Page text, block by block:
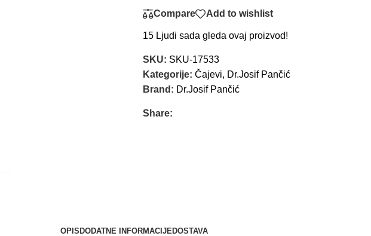
Compare
Add to wishlist
15 Ljudi sada gleda ovaj proizvod!
SKU: SKU-17533
Kategorije: Čajevi, Dr.Josif Pančić
Brand: Dr.Josif Pančić
Share:
OPISDODATNE INFORMACIJEDOSTAVA